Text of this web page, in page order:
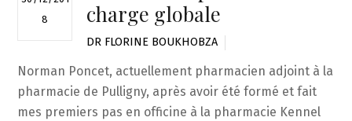
8
charge globale
DR FLORINE BOUKHOBZA
Norman Poncet, actuellement pharmacien adjoint à la
pharmacie de Pulligny, après avoir été formé et fait
mes premiers pas en officine à la pharmacie Kennel